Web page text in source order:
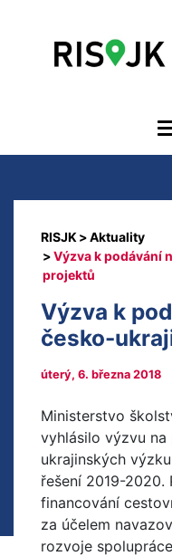
Aktuality
Výzva k podávání
projektů
Výzva k
česko-
úterý, 6. března 2018
Ministerstvo
vyhlásilo výzvu
ukrajinských
řešení 2019-
financování
za účelem
rozvoje